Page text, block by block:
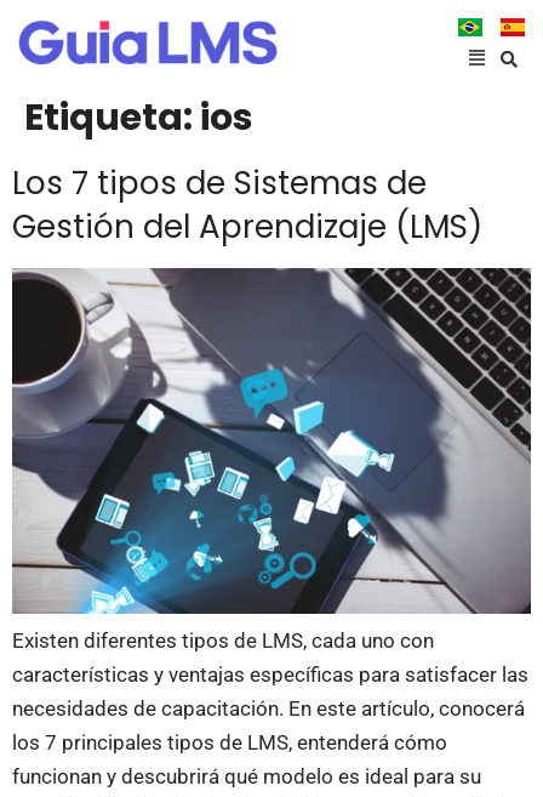
Etiqueta:ios
Los 7 tipos de Sistemas de
Gestión del Aprendizaje (LMS)
Existen diferentes tipos de LMS, cada uno con
características y ventajas específicas para satisfacer las
necesidades de capacitación. En este artículo, conocerá
los 7 principales tipos de LMS, entenderá cómo
funcionan y descubrirá qué modelo es ideal para su